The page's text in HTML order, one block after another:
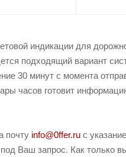
индикации для
подходящий вариант
30 минут с момента
часов готовит
почту info@0ffer.ru с
Ваш запрос. Как только